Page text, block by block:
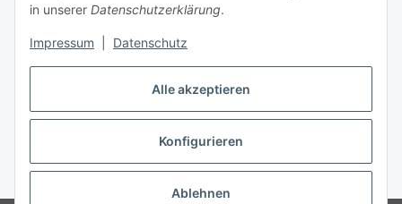
Alle akzeptieren
Konfigurieren
Ablehnen
in unserer Datenschutzerklärung.
Impressum Datenschutz
Sonstiges
* Alle Preise inkl. gesetzlicher USt., zzgl.Versand